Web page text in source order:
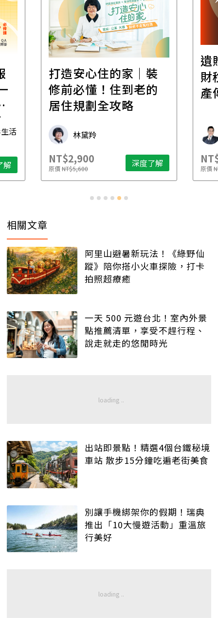
活
解
打造安心住的家｜裝
修前必懂！住到老的
居住規劃全攻略
林黛羚
NT$2,900
原價NT$5,600 深度了解
遺
財
產
原價
相關文章
阿里山避暑新玩法！《綠野仙
蹤》陪你搭小火車探險，打卡
拍照超療癒
一天 500 元遊台北！室內外景
點推薦清單，享受不趕行程、
說走就走的悠閒時光
出站即景點！精選4個台鐵秘境
車站 散步15分鐘吃遍老街美食
別讓手機綁架你的假期！瑞典
推出「10大慢遊活動」重溫旅
行美好